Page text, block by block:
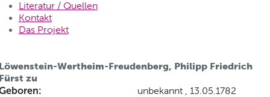
Literatur / Quellen
Kontakt
Das Projekt
Wertheim-Freudenberg, Philipp Friedrich
zu
unbekannt , 13.05.1782